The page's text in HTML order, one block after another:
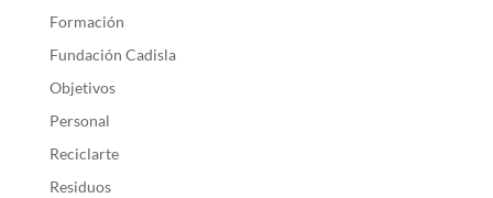
Formación
Fundación Cadisla
Objetivos
Personal
Reciclarte
Residuos